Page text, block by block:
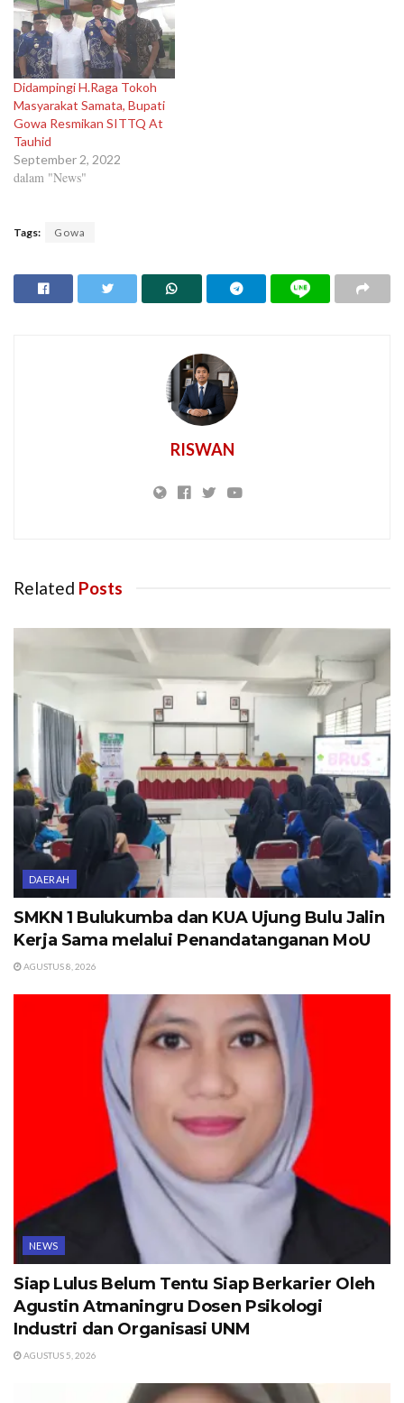
Didampingi H.Raga Tokoh
Masyarakat Samata, Bupati
Gowa Resmikan SITTQ At
Tauhid
September 2, 2022
dalam "News"
Tags: Gowa
RISWAN
Related Posts
DAERAH
SMKN 1 Bulukumba dan KUA Ujung Bulu Jalin
Kerja Sama melalui Penandatanganan MoU
AGUSTUS 8, 2026
NEWS
Siap Lulus Belum Tentu Siap Berkarier Oleh
Agustin Atmaningru Dosen Psikologi
Industri dan Organisasi UNM
AGUSTUS 5, 2026